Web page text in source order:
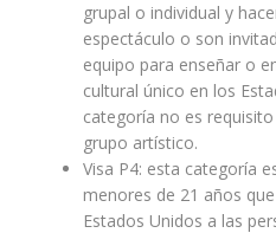
grupal o individual y
espectáculo o son
equipo para enseñar o
cultural único en los
categoría no es
grupo artístico.
Visa P4: esta categoría
menores de 21 años
Estados Unidos a las